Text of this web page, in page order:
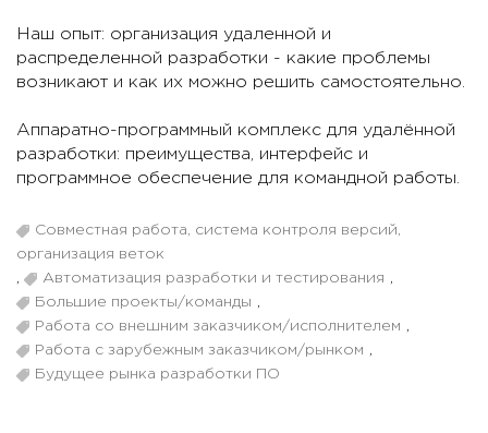
Наш опыт: организация удаленной и
распределенной разработки - какие проблемы
возникают и как их можно решить самостоятельно.
Аппаратно-программный комплекс для удалённой
разработки: преимущества, интерфейс и
программное обеспечение для командной работы.
Совместная работа, система контроля версий,
организация веток
,
Автоматизация разработки и тестирования ,
Большие проекты/команды ,
Работа со внешним заказчиком/исполнителем ,
Работа с зарубежным заказчиком/рынком ,
Будущее рынка разработки ПО